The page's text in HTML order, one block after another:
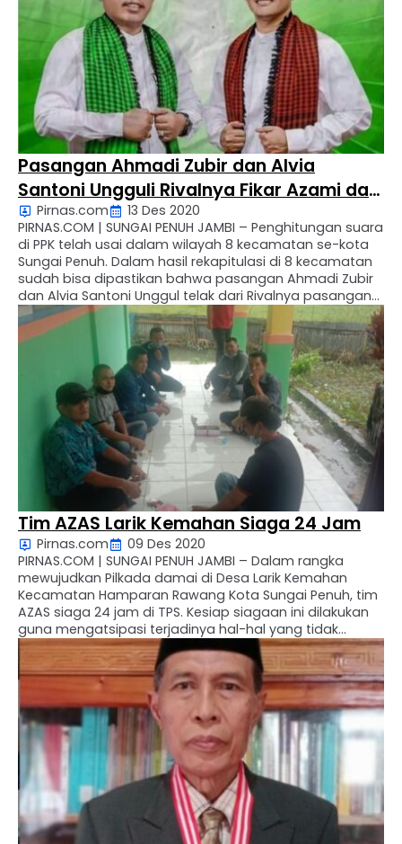
Pasangan Ahmadi Zubir dan Alvia
Santoni Ungguli Rivalnya Fikar Azami dan
Yos Adrino
Pirnas.com
13 Des 2020
PIRNAS.COM | SUNGAI PENUH JAMBI – Penghitungan suara
di PPK telah usai dalam wilayah 8 kecamatan se-kota
Sungai Penuh. Dalam hasil rekapitulasi di 8 kecamatan
sudah bisa dipastikan bahwa pasangan Ahmadi Zubir
dan Alvia Santoni Unggul telak dari Rivalnya pasangan
Fikar Azami dan Yos Adrino. Pasangan Ahmadi – Antos
memperoleh suara sebanyak 28.530 suara atau …
Tim AZAS Larik Kemahan Siaga 24 Jam
Pirnas.com
09 Des 2020
PIRNAS.COM | SUNGAI PENUH JAMBI – Dalam rangka
mewujudkan Pilkada damai di Desa Larik Kemahan
Kecamatan Hamparan Rawang Kota Sungai Penuh, tim
AZAS siaga 24 jam di TPS. Kesiap siagaan ini dilakukan
guna mengatsipasi terjadinya hal-hal yang tidak
diingini. Knek Yadi selaku tim pemenangan AZAS kepada
awak media mengatakan bahwa, “kami siap 24 jam
mengawal …